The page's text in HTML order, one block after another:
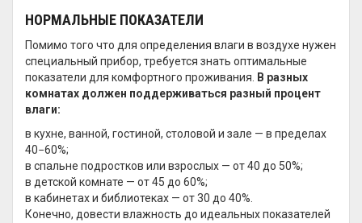
НОРМАЛЬНЫЕ ПОКАЗАТЕЛИ
Помимо того что для определения влаги в воздухе нужен
специальный прибор, требуется знать оптимальные
показатели для комфортного проживания.
В разных
комнатах должен поддерживаться разный процент
влаги:
в кухне, ванной, гостиной, столовой и зале — в пределах
40−60%;
в спальне подростков или взрослых — от 40 до 50%;
в детской комнате — от 45 до 60%;
в кабинетах и библиотеках — от 30 до 40%.
Конечно, довести влажность до идеальных показателей